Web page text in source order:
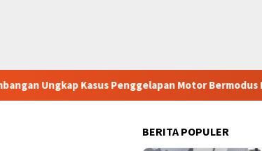
Motor Bermodus Kenalan di Aplikasi
BERITA POPULER